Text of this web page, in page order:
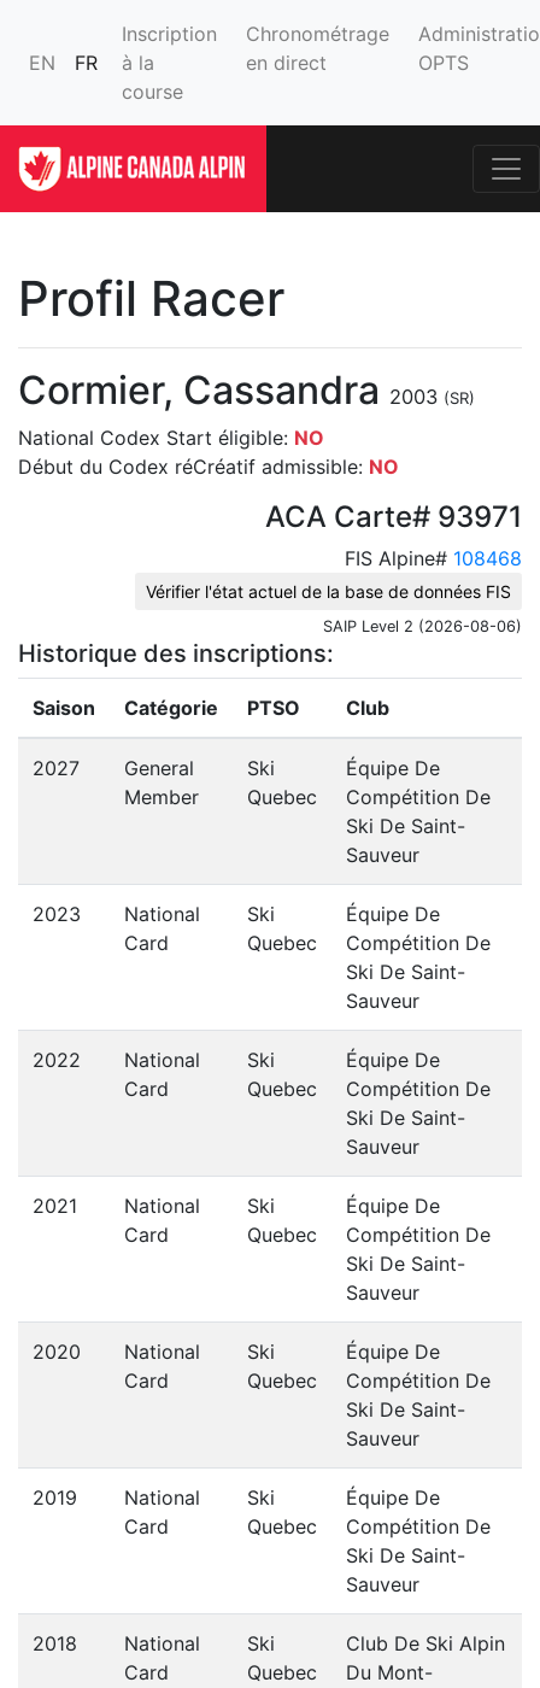
EN FR
Inscription
à la
course
Chronométrage
en direct
OPTS
Profil Racer
Cormier, Cassandra 2003 (SR)
National Codex Start éligible: NO
Début du Codex réCréatif admissible: NO
ACA Carte# 93971
FIS Alpine# 108468
Vérifier l'état actuel de la base de données FIS
SAIP Level 2 (2026-08-06)
Historique des inscriptions:
Saison Catégorie PTSO Club
2027
General
Member
Ski
Quebec
Équipe De
Compétition De
Ski De Saint-
Sauveur
2023
National
Card
Ski
Quebec
Équipe De
Compétition De
Ski De Saint-
Sauveur
2022
National
Card
Ski
Quebec
Équipe De
Compétition De
Ski De Saint-
Sauveur
2021
National
Card
Ski
Quebec
Équipe De
Compétition De
Ski De Saint-
Sauveur
2020
National
Card
Ski
Quebec
Équipe De
Compétition De
Ski De Saint-
Sauveur
2019
National
Card
Ski
Quebec
Équipe De
Compétition De
Ski De Saint-
Sauveur
2018
National
Card
Ski
Quebec
Club De Ski Alpin
Du Mont-